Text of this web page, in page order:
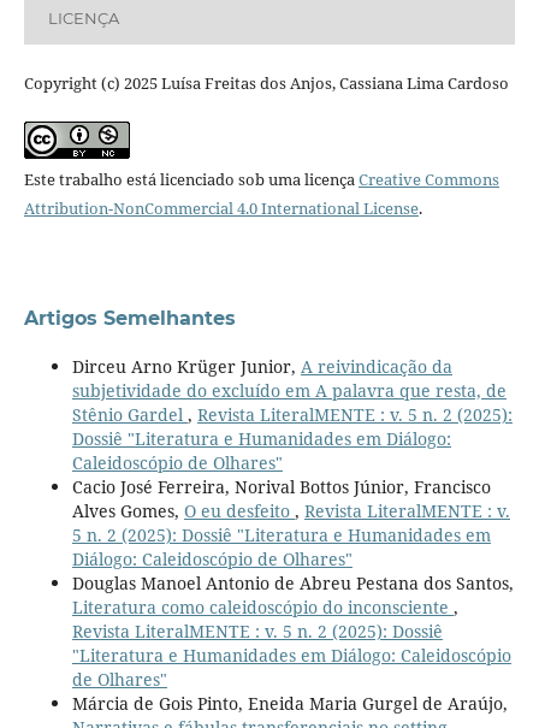
LICENÇA
Copyright (c) 2025 Luísa Freitas dos Anjos, Cassiana Lima Cardoso
Este trabalho está licenciado sob uma licençaCreative Commons
Attribution-NonCommercial 4.0 International License.
Artigos Semelhantes
Dirceu Arno Krüger Junior, A reivindicação da
subjetividade do excluído em A palavra que resta, de
Stênio Gardel , Revista LiteralMENTE : v. 5 n. 2 (2025):
Dossiê "Literatura e Humanidades em Diálogo:
Caleidoscópio de Olhares"
Cacio José Ferreira, Norival Bottos Júnior, Francisco
Alves Gomes, O eu desfeito , Revista LiteralMENTE : v.
5 n. 2 (2025): Dossiê "Literatura e Humanidades em
Diálogo: Caleidoscópio de Olhares"
Douglas Manoel Antonio de Abreu Pestana dos Santos,
Literatura como caleidoscópio do inconsciente ,
Revista LiteralMENTE : v. 5 n. 2 (2025): Dossiê
"Literatura e Humanidades em Diálogo: Caleidoscópio
de Olhares"
Márcia de Gois Pinto, Eneida Maria Gurgel de Araújo,